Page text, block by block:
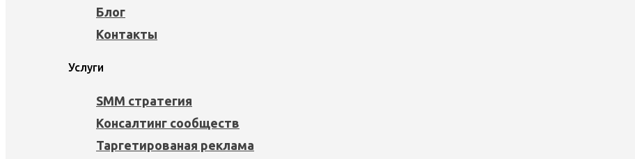
Блог
Контакты
Услуги
SMM стратегия
Консалтинг сообществ
Таргетированая реклама